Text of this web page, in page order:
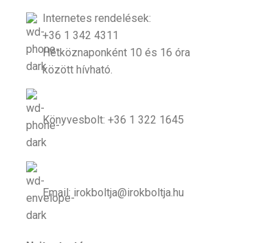
Internetes rendelések:
+36 1 342 4311
Hétköznaponként 10 és 16 óra
között hívható.
Könyvesbolt: +36 1 322 1645
Email: irokboltja@irokboltja.hu